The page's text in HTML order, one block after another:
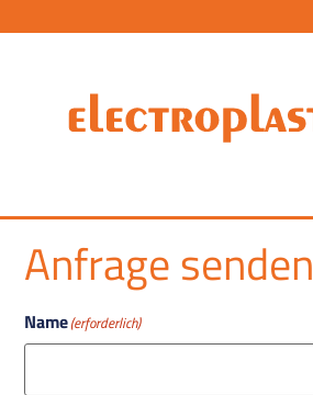
Anfrage senden
Name(erforderlich)